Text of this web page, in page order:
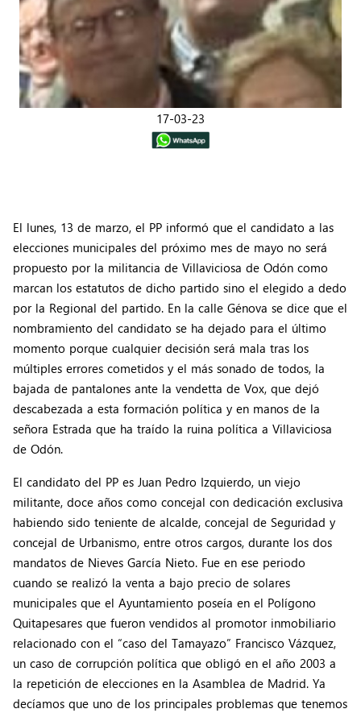
17-03-23
El lunes, 13 de marzo, el PP informó que el candidato a las
elecciones municipales del próximo mes de mayo no será
propuesto por la militancia de Villaviciosa de Odón como
marcan los estatutos de dicho partido sino el elegido a dedo
por la Regional del partido. En la calle Génova se dice que el
nombramiento del candidato se ha dejado para el último
momento porque cualquier decisión será mala tras los
múltiples errores cometidos y el más sonado de todos, la
bajada de pantalones ante la vendetta de Vox, que dejó
descabezada a esta formación política y en manos de la
señora Estrada que ha traído la ruina política a Villaviciosa
de Odón.
El candidato del PP es Juan Pedro Izquierdo, un viejo
militante, doce años como concejal con dedicación exclusiva
habiendo sido teniente de alcalde, concejal de Seguridad y
concejal de Urbanismo, entre otros cargos, durante los dos
mandatos de Nieves García Nieto. Fue en ese periodo
cuando se realizó la venta a bajo precio de solares
municipales que el Ayuntamiento poseía en el Polígono
Quitapesares que fueron vendidos al promotor inmobiliario
relacionado con el “caso del Tamayazo” Francisco Vázquez,
un caso de corrupción política que obligó en el año 2003 a
la repetición de elecciones en la Asamblea de Madrid. Ya
decíamos que uno de los principales problemas que tenemos